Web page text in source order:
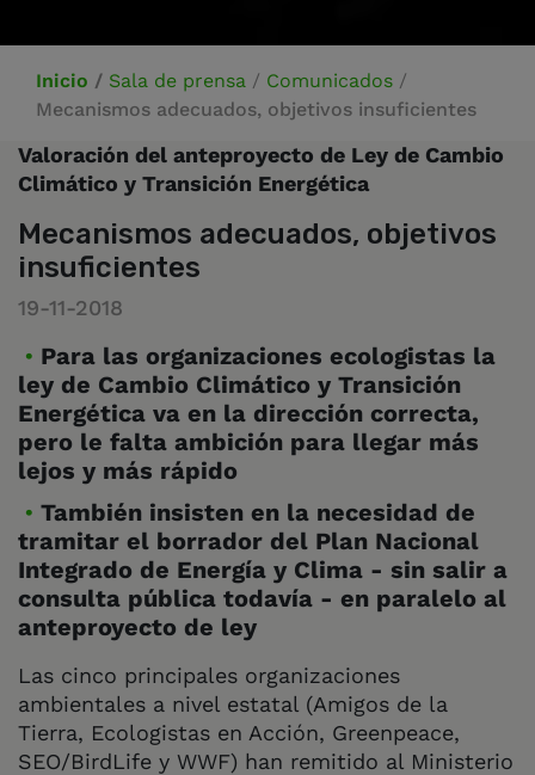
Inicio / Sala de prensa / Comunicados /
Mecanismos adecuados, objetivos insuficientes
Valoración del anteproyecto de Ley de Cambio
Climático y Transición Energética
Mecanismos adecuados, objetivos
insuficientes
19-11-2018
Para las organizaciones ecologistas la
ley de Cambio Climático y Transición
Energética va en la dirección correcta,
pero le falta ambición para llegar más
lejos y más rápido
También insisten en la necesidad de
tramitar el borrador del Plan Nacional
Integrado de Energía y Clima - sin salir a
consulta pública todavía - en paralelo al
anteproyecto de ley
Las cinco principales organizaciones
ambientales a nivel estatal (Amigos de la
Tierra, Ecologistas en Acción, Greenpeace,
SEO/BirdLife y WWF) han remitido al Ministerio